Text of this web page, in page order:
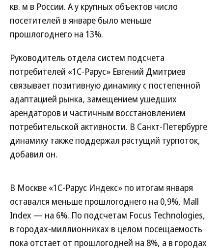
кв. м в России. А у крупных объектов число
посетителей в январе было меньше
прошлогоднего на 13%.
Руководитель отдела систем подсчета
потребителей «1С-Рарус» Евгений Дмитриев
связывает позитивную динамику с постепенной
адаптацией рынка, замещением ушедших
арендаторов и частичным восстановлением
потребительской активности. В Санкт-Петербурге
динамику также поддержал растущий турпоток,
добавил он.
В Москве «1С-Рарус Индекс» по итогам января
оставался меньше прошлогоднего на 0,9%, Mall
Index — на 6%. По подсчетам Focus Technologies,
в городах-миллионниках в целом посещаемость
пока отстает от прошлогодней на 8%, а в городах